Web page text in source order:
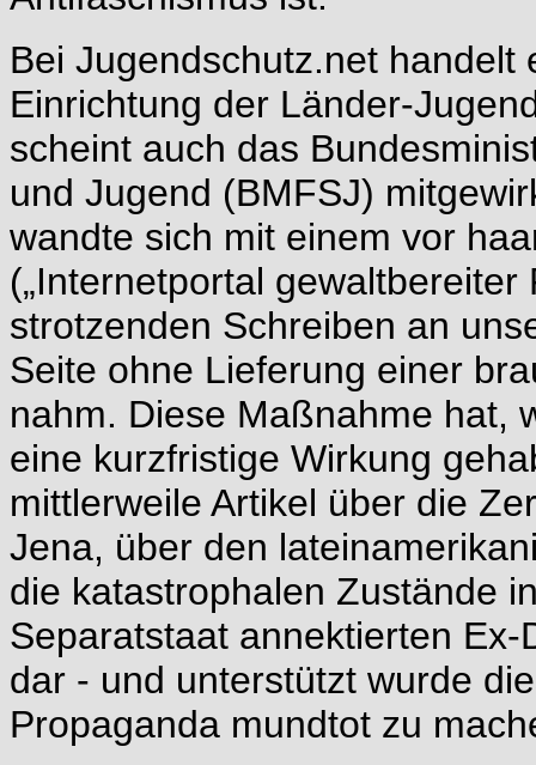
Bei Jugendschutz.net
Einrichtung der Länder-
scheint auch das
und Jugend (BMFSJ)
wandte sich mit einem vor
(„Internetportal
strotzenden Schreiben an
Seite ohne Lieferung einer
nahm. Diese Maßnahme hat,
eine kurzfristige Wirkung
mittlerweile Artikel über die
Jena, über den
die katastrophalen Zustände
Separatstaat annektierten
dar - und unterstützt wurde
Propaganda mundtot zu